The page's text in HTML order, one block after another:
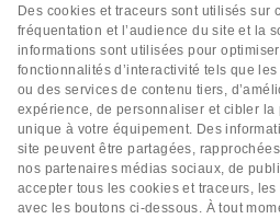
Service client
01 87 21 47 27
Politique de confidentialité
Politique relative aux cookies
Paramètres des cookies